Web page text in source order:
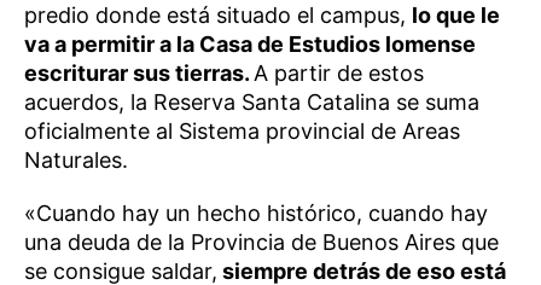
predio donde está situado el campus, lo que le
va a permitir a la Casa de Estudios lomense
escriturar sus tierras. A partir de estos
acuerdos, la Reserva Santa Catalina se suma
oficialmente al Sistema provincial de Areas
Naturales.
«Cuando hay un hecho histórico, cuando hay
una deuda de la Provincia de Buenos Aires que
se consigue saldar, siempre detrás de eso está